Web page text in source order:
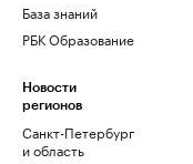
База знаний
РБК Образование
Новости
регионов
Санкт-Петербург
и область